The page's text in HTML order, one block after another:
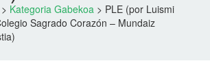
> Kategoria Gabekoa > PLE (por Luismi
Sagrado Corazón – Mundaiz